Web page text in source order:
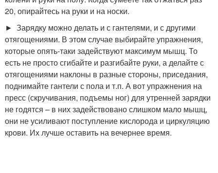
20, опирайтесь на руки и на носки.
► Зарядку можно делать и с гантелями, и с другими
отягощениями. В этом случае выбирайте упражнения,
которые опять-таки задействуют максимум мышц. То
есть не просто сгибайте и разгибайте руки, а делайте с
отягощениями наклоны в разные стороны, приседания,
поднимайте гантели с пола и т.п. А вот упражнения на
пресс (скручивания, подъемы ног) для утренней зарядки
не годятся – в них задействовано слишком мало мышц,
они не усиливают поступление кислорода и циркуляцию
крови. Их лучше оставить на вечернее время.